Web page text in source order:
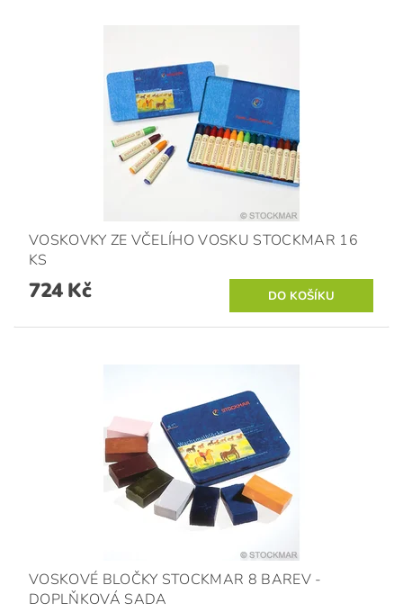
VOSKOVKY ZE VČELÍHO VOSKU STOCKMAR 16
KS
724 Kč
VOSKOVÉ BLOČKY STOCKMAR 8 BAREV -
DOPLŇKOVÁ SADA